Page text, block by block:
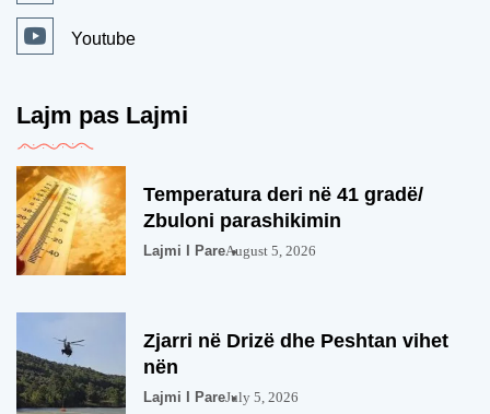
Youtube
Lajm pas Lajmi
Temperatura deri në 41 gradë/
Zbuloni parashikimin
Lajmi I PareAugust 5, 2026
Zjarri në Drizë dhe Peshtan vihet
nën
Lajmi I PareJuly 5, 2026